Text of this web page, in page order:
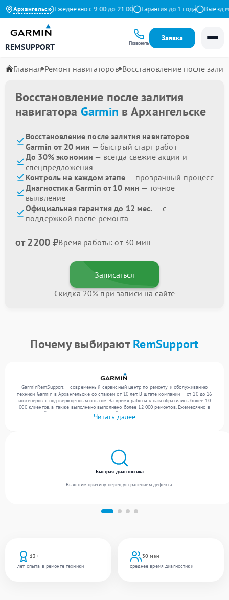
Архангельск
на Яндекс Ежедневно с 9:00 до 21:00 Гарантия до 1 года Выезд
REMSUPPORT Позвонить
Заявка
Главная Ремонт навигаторов Восстановление после
Восстановление после залития
навигатора Garmin в Архангельске
Восстановление после залития навигаторов
Garmin от 20 мин — быстрый старт работ
До 30% экономии — всегда свежие акции и
спецпредложения
Контроль на каждом этапе — прозрачный процесс
Диагностика Garmin от 10 мин — точное
выявление
Официальная гарантия до 12 мес. — с
поддержкой после ремонта
от 2200 ₽Время работы: от 30 мин
Записаться
Скидка 20% при записи на сайте
Почему выбираютRemSupport
GarminRemSupport — современный сервисный центр по ремонту и обслуживанию
техники Garmin в Архангельске со стажем от 10 лет. В штате компании — от 10 до 16
инженеров с подтвержденным опытом. За время работы к нам обратились более 10
000 клиентов, а также выполнено выполнено более 12 000 ремонтов. Ежемесячно в
сервисный центр поступает от 300 устройств, включая , , . Мы беремся за задачи
любой сложности и обеспечиваем надежный результат благодаря опыту команды.
Читать далее
13+
лет опыта в ремонте техники
30 мин
среднее время диагностики
Быстрая диагностика
Выясним причину перед устранением дефекта.